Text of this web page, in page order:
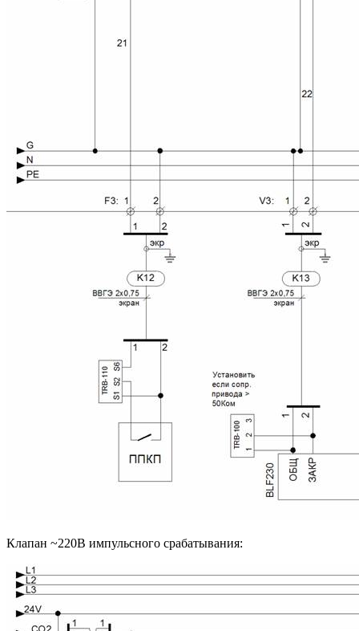
Клапан ~220В импульсного срабатывания: